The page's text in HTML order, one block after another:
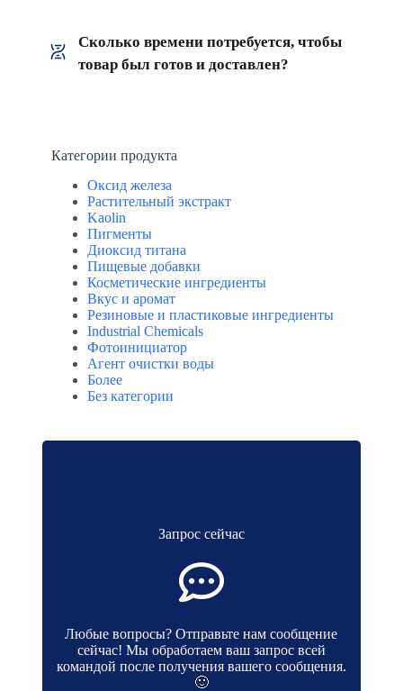
Сколько времени потребуется, чтобы
товар был готов и доставлен?
Категории продукта
Оксид железа
Растительный экстракт
Kaolin
Пигменты
Диоксид титана
Пищевые добавки
Косметические ингредиенты
Вкус и аромат
Резиновые и пластиковые ингредиенты
Industrial Chemicals
Фотоинициатор
Агент очистки воды
Более
Без категории
Запрос сейчас
Любые вопросы? Отправьте нам сообщение
сейчас! Мы обработаем ваш запрос всей
командой после получения вашего сообщения.
🙂